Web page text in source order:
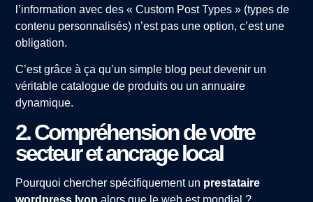
l’information avec des « Custom Post Types » (types de
contenu personnalisés) n’est pas une option, c’est une
obligation.
C’est grâce à ça qu’un simple blog peut devenir un
véritable catalogue de produits ou un annuaire
dynamique.
2. Compréhension de votre
secteur et ancrage local
Pourquoi chercher spécifiquement un prestataire
wordpress lyon alors que le web est mondial ?